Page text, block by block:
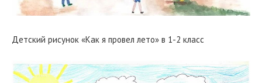
Детский рисунок «Как я провел лето» в 1-2 класс